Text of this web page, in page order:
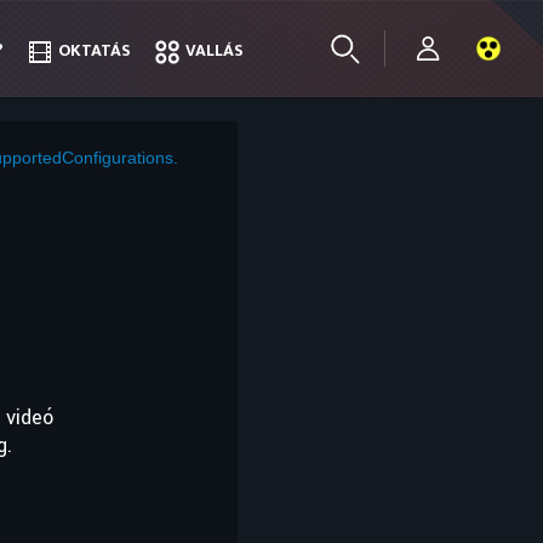
OKTATÁS VALLÁS
OKTATÁS VALLÁS